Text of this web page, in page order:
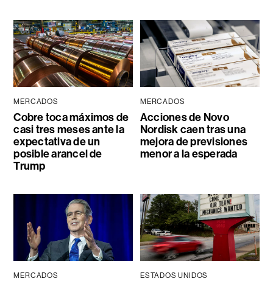
MERCADOS
Cobre toca máximos de
casi tres meses ante la
expectativa de un
posible arancel de
Trump
MERCADOS
Acciones de Novo
Nordisk caen tras una
mejora de previsiones
menor a la esperada
MERCADOS ESTADOS UNIDOS